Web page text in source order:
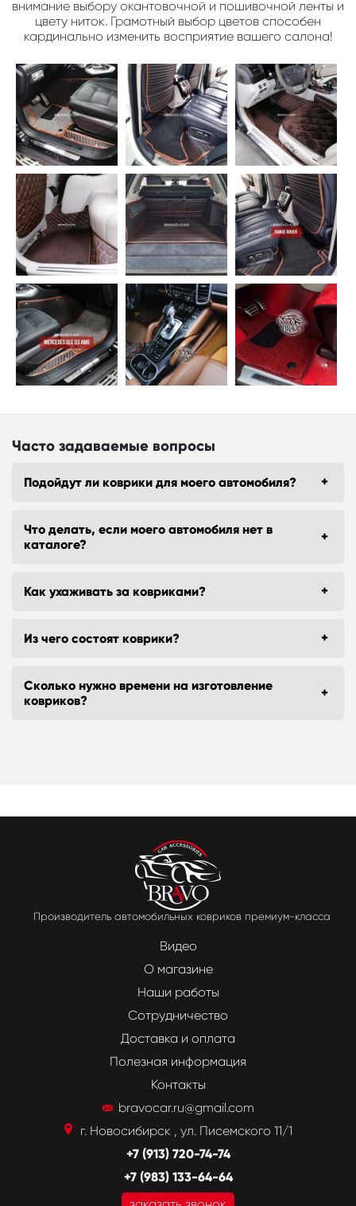
внимание выбору окантовочной и пошивочной ленты и
цвету ниток. Грамотный выбор цветов способен
кардинально изменить восприятие вашего салона!
Часто задаваемые вопросы
Подойдут ли коврики для моего автомобиля?
Что делать, если моего автомобиля нет в
каталоге?
Как ухаживать за ковриками?
Из чего состоят коврики?
Сколько нужно времени на изготовление
ковриков?
Производитель автомобильных ковриков премиум-класса
Видео
О магазине
Наши работы
Сотрудничество
Доставка и оплата
Полезная информация
Контакты
bravocar.ru@gmail.com
г. Новосибирск , ул. Писемского 11/1
+7 (913) 720-74-74
+7 (983) 133-64-64